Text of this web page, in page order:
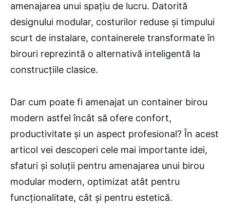
amenajarea unui spațiu de lucru. Datorită
designului modular, costurilor reduse și timpului
scurt de instalare, containerele transformate în
birouri reprezintă o alternativă inteligentă la
construcțiile clasice.
Dar cum poate fi amenajat un container birou
modern astfel încât să ofere confort,
productivitate și un aspect profesional? În acest
articol vei descoperi cele mai importante idei,
sfaturi și soluții pentru amenajarea unui birou
modular modern, optimizat atât pentru
funcționalitate, cât și pentru estetică.